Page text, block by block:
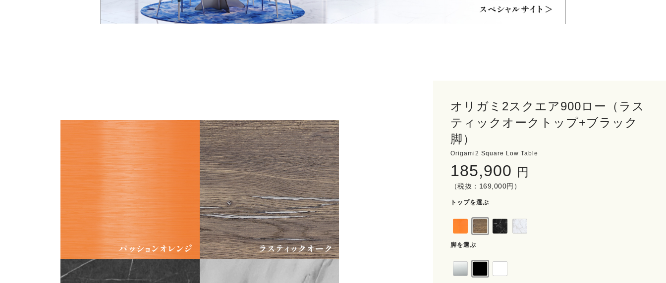
オリガミ2スクエア900ロー（ラス
ティックオークトップ+ブラック
脚）
Origami2 Square Low Table
185,900 円
（税抜：169,000円）
トップを選ぶ
脚を選ぶ